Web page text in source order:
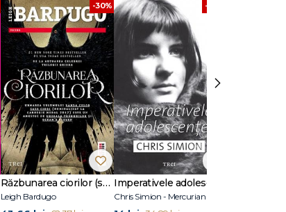
-30%
Răzbunarea ciorilor (seria Banda celor șase ciori, vol. 2)
Leigh Bardugo
-60%
Chris Simion - Mercurian
›